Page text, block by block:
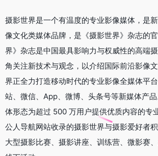
摄影世界是一个有温度的专业影像媒体，是
像文化类媒体品牌，是《摄影世界》杂志的
界》杂志是中国最具影响力与权威性的高端
角关注新技术与观念，以介绍国际前沿影像
界正全力打造移动时代的专业影像全媒体平
站、微信、App、微博、头条号等新媒体产
体形态为超过 500 万用户提供优质内容的专
公人导航网站收录的摄影世界与摄影爱好者
大型摄影比赛、摄影讲座、训练营、微影赛、